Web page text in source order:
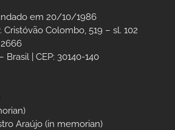
em 20/10/1986
Cristóvão Colombo, 519 – sl. 102
| CEP: 30140-140
Araújo (in memorian)